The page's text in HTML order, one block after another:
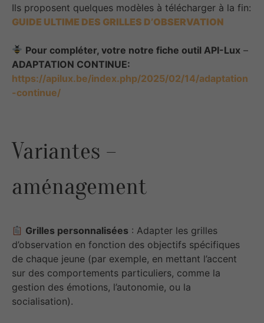
Ils proposent quelques modèles à télécharger à la fin:
GUIDE ULTIME DES GRILLES D’OBSERVATION
Pour compléter, votre notre fiche outil API-Lux –
ADAPTATION CONTINUE:
https://apilux.be/index.php/2025/02/14/adaptation
-continue/
Variantes –
aménagement
Grilles personnalisées : Adapter les grilles
d’observation en fonction des objectifs spécifiques
de chaque jeune (par exemple, en mettant l’accent
sur des comportements particuliers, comme la
gestion des émotions, l’autonomie, ou la
socialisation).